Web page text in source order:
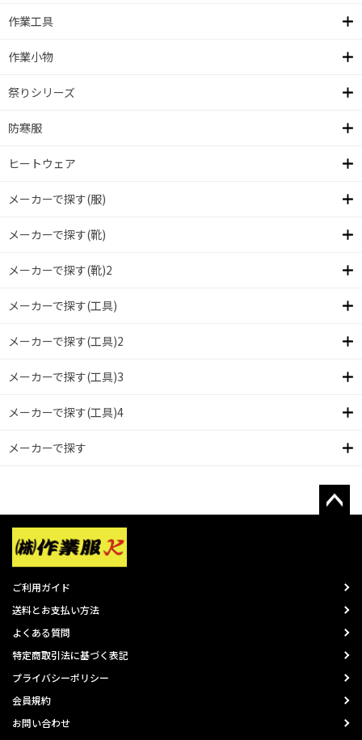
作業工具
作業小物
祭りシリーズ
防寒服
ヒートウェア
メーカーで探す(服)
メーカーで探す(靴)
メーカーで探す(靴)2
メーカーで探す(工具)
メーカーで探す(工具)2
メーカーで探す(工具)3
メーカーで探す(工具)4
メーカーで探す
ご利用ガイド
送料とお支払い方法
よくある質問
特定商取引法に基づく表記
プライバシーポリシー
会員規約
お問い合わせ